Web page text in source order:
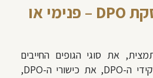
אפשרויות העסקת DPO – פנימי או
את סוגי הגופים החייבים
במינוי, את תמצית תפקידי ה-DPO, את כישורי ה-DPO,